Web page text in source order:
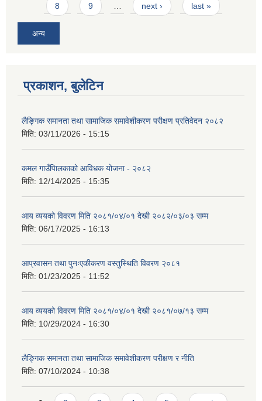
8 9 … next › last »
अन्य
प्रकाशन, बुलेटिन
लैङ्गिक समानता तथा सामाजिक समावेशीकरण परीक्षण प्रतिवेदन २०८२
मिति: 03/11/2026 - 15:15
कमल गाउँपािलकाको आविधक योजना - २०८२
मिति: 12/14/2025 - 15:35
आय व्ययको विवरण मिति २०८१/०४/०१ देखी २०८२/०३/०३ सम्म
मिति: 06/17/2025 - 16:13
आप्रवासन तथा पुनःएकीकरण वस्तुस्थिति विवरण २०८१
मिति: 01/23/2025 - 11:52
आय व्ययको विवरण मिति २०८१/०४/०१ देखी २०८१/०७/१३ सम्म
मिति: 10/29/2024 - 16:30
लैङ्गिक समानता तथा सामाजिक समावेशीकरण परीक्षण र नीति
मिति: 07/10/2024 - 10:38